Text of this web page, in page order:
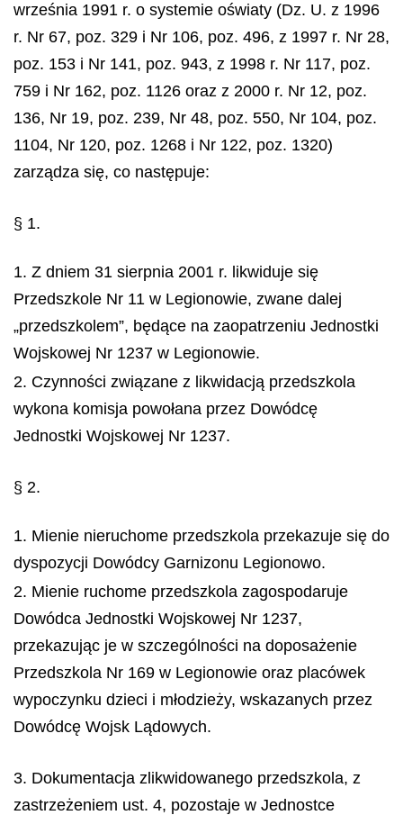
września 1991 r. o systemie oświaty (Dz. U. z 1996
r. Nr 67, poz. 329 i Nr 106, poz. 496, z 1997 r. Nr 28,
poz. 153 i Nr 141, poz. 943, z 1998 r. Nr 117, poz.
759 i Nr 162, poz. 1126 oraz z 2000 r. Nr 12, poz.
136, Nr 19, poz. 239, Nr 48, poz. 550, Nr 104, poz.
1104, Nr 120, poz. 1268 i Nr 122, poz. 1320)
zarządza się, co następuje:
§ 1.
1. Z dniem 31 sierpnia 2001 r. likwiduje się
Przedszkole Nr 11 w Legionowie, zwane dalej
„przedszkolem”, będące na zaopatrzeniu Jednostki
Wojskowej Nr 1237 w Legionowie.
2. Czynności związane z likwidacją przedszkola
wykona komisja powołana przez Dowódcę
Jednostki Wojskowej Nr 1237.
§ 2.
1. Mienie nieruchome przedszkola przekazuje się do
dyspozycji Dowódcy Garnizonu Legionowo.
2. Mienie ruchome przedszkola zagospodaruje
Dowódca Jednostki Wojskowej Nr 1237,
przekazując je w szczególności na doposażenie
Przedszkola Nr 169 w Legionowie oraz placówek
wypoczynku dzieci i młodzieży, wskazanych przez
Dowódcę Wojsk Lądowych.
3. Dokumentacja zlikwidowanego przedszkola, z
zastrzeżeniem ust. 4, pozostaje w Jednostce